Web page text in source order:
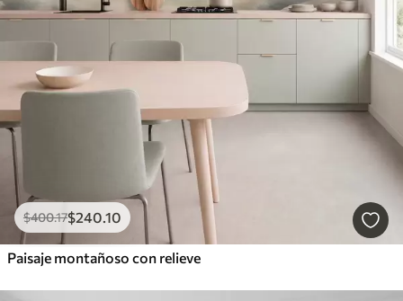
$400.17$240 .10
Paisaje montañoso con relieve